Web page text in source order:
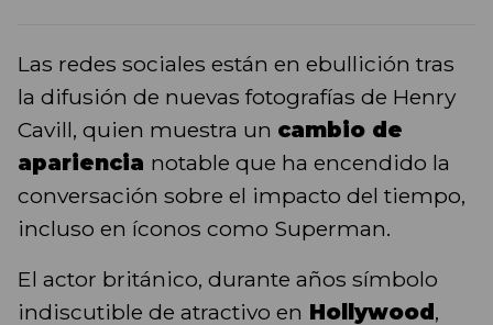
Las redes sociales están en ebullición tras
la difusión de nuevas fotografías de Henry
Cavill, quien muestra un cambio de
apariencia notable que ha encendido la
conversación sobre el impacto del tiempo,
incluso en íconos como Superman.
El actor británico, durante años símbolo
indiscutible de atractivo en Hollywood,